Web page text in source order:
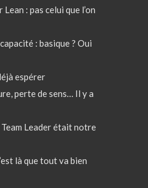
: pas celui que l’on
: basique ? Oui
espérer
perte de sens… Il y a
Leader était notre
là que tout va bien